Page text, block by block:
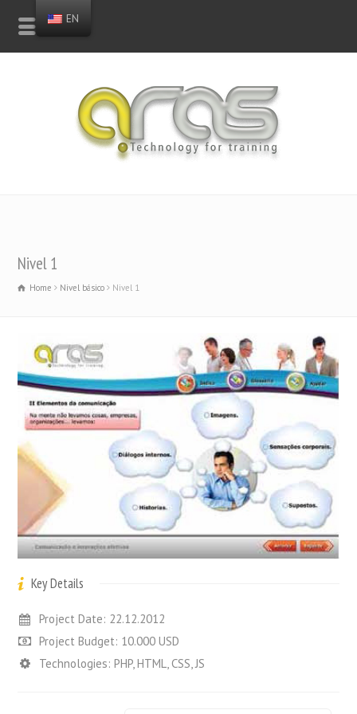
Nivel 1
Home Nivel básico Nivel 1
Key Details
Project Date: 22.12.2012
Project Budget: 10.000 USD
Technologies: PHP, HTML, CSS, JS
EN